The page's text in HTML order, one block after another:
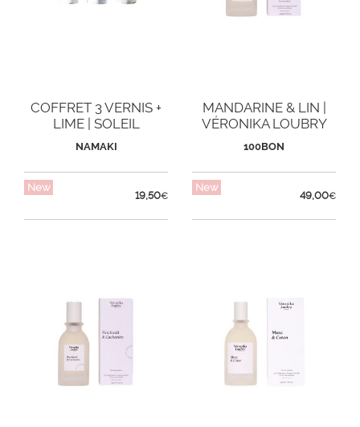
COFFRET 3 VERNIS +
LIME | SOLEIL
COUCHANT
NAMAKI
New
19,50€
MANDARINE & LIN |
VÉRONIKA LOUBRY
100BON
New
49,00€